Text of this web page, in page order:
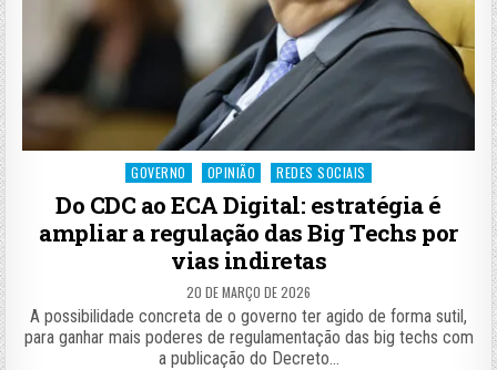
Posted
in
GOVERNO OPINIÃO REDES SOCIAIS
Do CDC ao ECA Digital: estratégia é
ampliar a regulação das Big Techs por
vias indiretas
20 DE MARÇO DE 2026
A possibilidade concreta de o governo ter agido de forma sutil,
para ganhar mais poderes de regulamentação das big techs com
a publicação do Decreto…